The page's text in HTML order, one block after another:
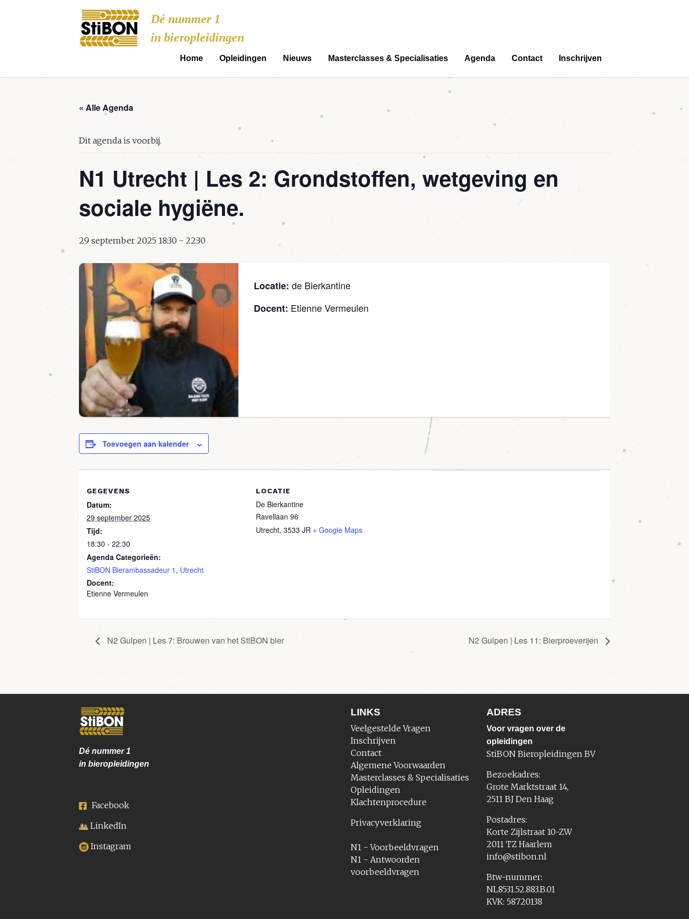
Stibon
Dé nummer 1
in bieropleidingen
Home Opleidingen Nieuws Masterclasses & Specialisaties Agenda Contact Inschrijven
« Alle Agenda
Dit agenda is voorbij.
N1 Utrecht | Les 2: Grondstoffen, wetgeving en
sociale hygiëne.
29 september 2025 18:30 - 22:30
Locatie: de Bierkantine
Docent: Etienne Vermeulen
Toevoegen aan kalender
GEGEVENS
Datum:
29 september 2025
Tijd:
18:30 - 22:30
Agenda Categorieën:
StiBON Bierambassadeur 1 , Utrecht
Docent:
Etienne Vermeulen
LOCATIE
De Bierkantine
Ravellaan 96
Utrecht, 3533 JR + Google Maps
N2 Gulpen | Les 7: Brouwen van het StiBON bier N2 Gulpen | Les 11: Bierproeverijen
Dé nummer1
in bieropleidingen
Facebook
LinkedIn
Instagram
LINKS
Veelgestelde Vragen
Inschrijven
Contact
Algemene Voorwaarden
Masterclasses & Specialisaties
Opleidingen
Klachtenprocedure
Privacyverklaring
N1 - Voorbeeldvragen
N1 - Antwoorden
voorbeeldvragen
ADRES
Voor vragen over de
opleidingen
StiBON Bieropleidingen BV
Bezoekadres:
Grote Marktstraat 14,
2511 BJ Den Haag
Postadres:
Korte Zijlstraat 10-ZW
2011 TZ Haarlem
info@stibon.nl
Btw-nummer:
NL8531.52.883.B.01
KVK: 58720138